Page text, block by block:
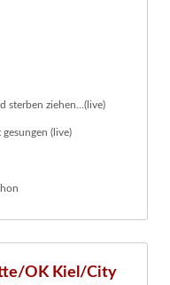
sterben ziehen…(live)
(live)
OK Kiel/City